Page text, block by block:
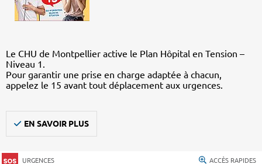
Le CHU de Montpellier active le Plan Hôpital en Tension –
Niveau 1.
Pour garantir une prise en charge adaptée à chacun,
appelez le 15 avant tout déplacement aux urgences.
EN SAVOIR PLUS
URGENCES ACCÈS RAPIDES